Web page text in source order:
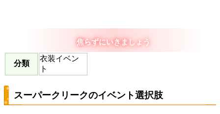
焦らずにいきましょう
分類
衣装イベン
ト
スーパークリークのイベント選択肢